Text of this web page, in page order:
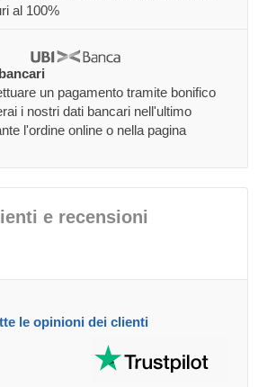
al 100%
un pagamento tramite bonifico
i nostri dati bancari nell'ultimo
l'ordine online o nella pagina
e recensioni
le opinioni dei clienti